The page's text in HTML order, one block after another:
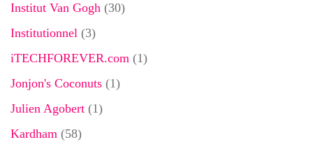
Institut Van Gogh (30)
Institutionnel (3)
iTECHFOREVER.com (1)
Jonjon's Coconuts (1)
Julien Agobert (1)
Kardham (58)